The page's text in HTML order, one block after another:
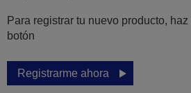
Para registrar tu nuevo producto,
botón
Registrarme ahora